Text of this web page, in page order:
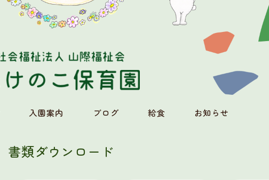
入園案内 ブログ 給食 お知らせ
書類ダウンロード